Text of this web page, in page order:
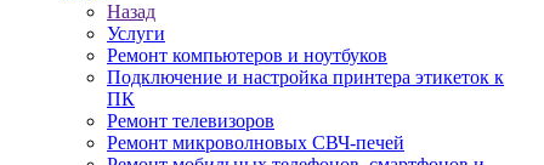
Назад
Услуги
Ремонт компьютеров и ноутбуков
Подключение и настройка принтера этикеток к
ПК
Ремонт телевизоров
Ремонт микроволновых СВЧ-печей